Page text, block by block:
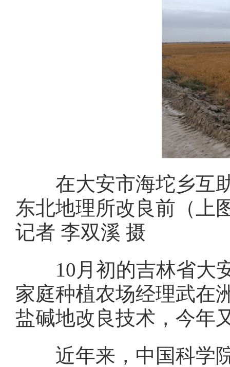
在大安市海坨乡互助
东北地理所改良前（上
记者 李双溪 摄
10月初的吉林省大安
家庭种植农场经理武在
盐碱地改良技术，今年
近年来，中国科学院